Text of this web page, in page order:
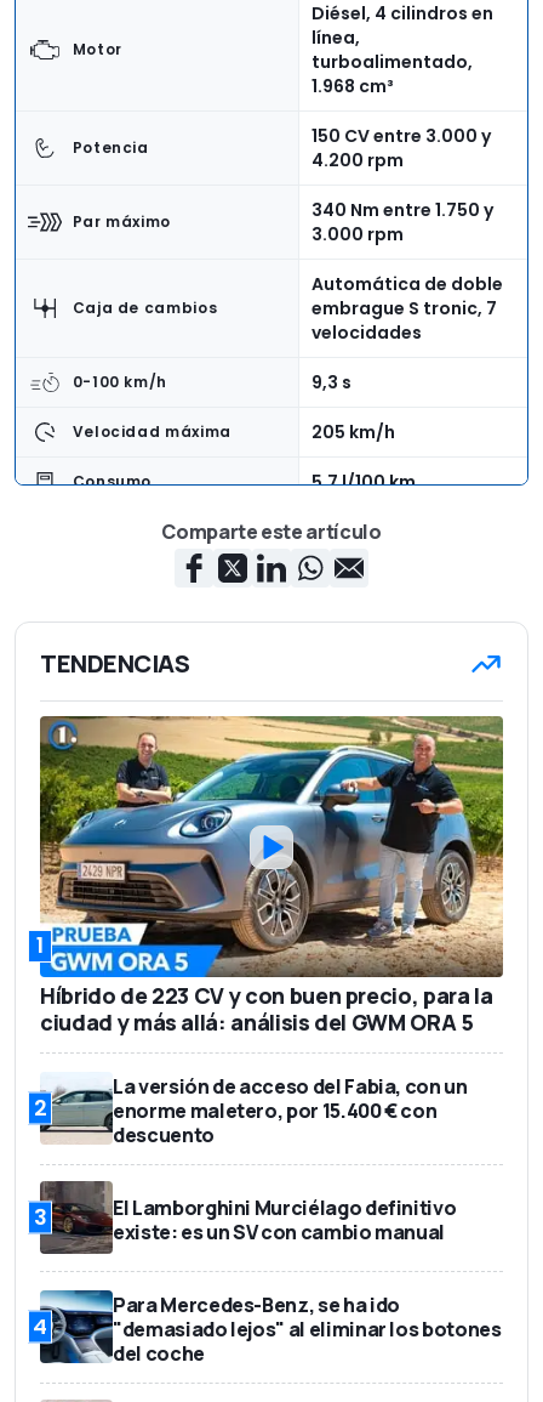
Motor
Diésel, 4 cilindros en
línea,
turboalimentado,
1.968 cm³
Potencia
150 CV entre 3.000 y
4.200 rpm
Par máximo
340 Nm entre 1.750 y
3.000 rpm
Caja de cambios
Automática de doble
embrague S tronic, 7
velocidades
0-100 km/h 9,3 s
Velocidad máxima 205 km/h
Consumo 5,7 l/100 km
Delantera
4,50 m
Peso en vacío 1.580 kg
Número de asientos 5
Capacidad del maletero 530 l
Precio base 52.220 euros
Comparte este artículo
TENDENCIAS
1
Híbrido de 223 CV y con buen precio, para la
ciudad y más allá: análisis del GWM ORA 5
2
La versión de acceso del Fabia, con un
enorme maletero, por 15.400 € con
descuento
3
El Lamborghini Murciélago definitivo
existe: es un SV con cambio manual
4
Para Mercedes-Benz, se ha ido
"demasiado lejos" al eliminar los botones
del coche